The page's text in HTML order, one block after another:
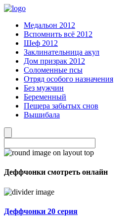
Медальон 2012
Вспомнить всё 2012
Шеф 2012
Заклинательница акул
Дом призрак 2012
Соломенные псы
Отряд особого назначения
Без мужчин
Беременный
Пещера забытых снов
Вышибала
Деффчонки смотреть онлайн
Деффчонки 20 серия